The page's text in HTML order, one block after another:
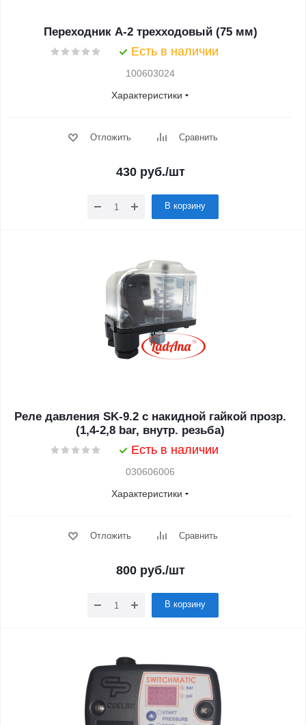
Переходник А-2 трехходовый (75 мм)
Есть в наличии
100603024
Характеристики
Отложить Сравнить
430 руб./шт
В корзину
Реле давления SK-9.2 с накидной гайкой прозр.
(1,4-2,8 bar, внутр. резьба)
Есть в наличии
030606006
Характеристики
Отложить Сравнить
800 руб./шт
В корзину